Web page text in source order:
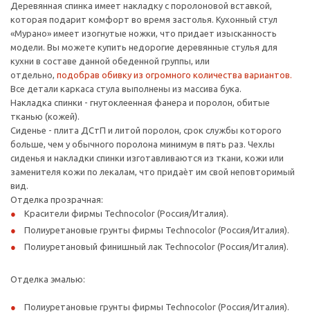
Деревянная спинка имеет накладку с поролоновой вставкой,
которая подарит комфорт во время застолья. Кухонный стул
«Мурано» имеет изогнутые ножки, что придает изысканность
модели. Вы можете купить недорогие деревянные стулья для
кухни в составе данной обеденной группы, или
отдельно, подобрав обивку из огромного количества вариантов.
Все детали каркаса стула выполнены из массива бука.
Накладка спинки - гнутоклеенная фанера и поролон, обитые
тканью (кожей).
Сиденье - плита ДСтП и литой поролон, срок службы которого
больше, чем у обычного поролона минимум в пять раз. Чехлы
сиденья и накладки спинки изготавливаются из ткани, кожи или
заменителя кожи по лекалам, что придаѐт им свой неповторимый
вид.
Отделка прозрачная:
Красители фирмы Technocolor (Россия/Италия).
Полиуретановые грунты фирмы Technocolor (Россия/Италия).
Полиуретановый финишный лак Technocolor (Россия/Италия).
Отделка эмалью:
Полиуретановые грунты фирмы Technocolor (Россия/Италия).